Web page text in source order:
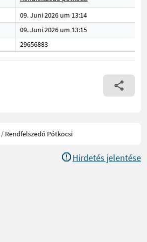
09. Juni 2026 um 13:14
09. Juni 2026 um 13:15
29656883
/ Rendfelszedő Pótkocsi
Hirdetés jelentése